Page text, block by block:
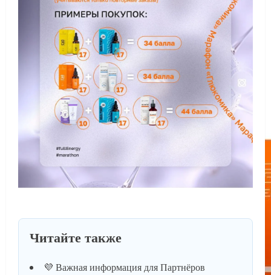
Читайте также
💜 Важная информация для Партнёров